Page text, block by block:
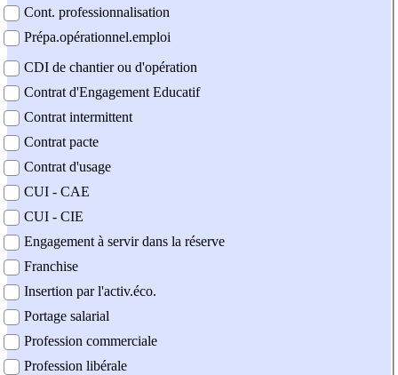
Cont. professionnalisation
Prépa.opérationnel.emploi
CDI de chantier ou d'opération
Contrat d'Engagement Educatif
Contrat intermittent
Contrat pacte
Contrat d'usage
CUI - CAE
CUI - CIE
Engagement à servir dans la réserve
Franchise
Insertion par l'activ.éco.
Portage salarial
Profession commerciale
Profession libérale